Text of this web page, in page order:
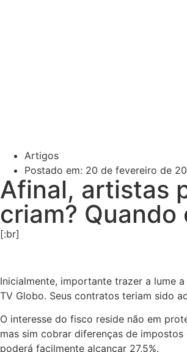
Artigos
Postado em: 20 de fevereiro de
Afinal, artistas
criam?
[:br]
Inicialmente, importante trazer a lume
TV Globo. Seus contratos teriam sido
O interesse do fisco reside não em
mas sim cobrar diferenças de
poderá facilmente alcançar 27,5%.